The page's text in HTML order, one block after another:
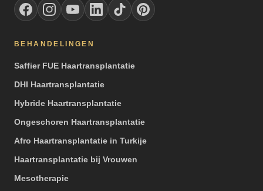
BEHANDELINGEN
Saffier FUE Haartransplantatie
DHI Haartransplantatie
Hybride Haartransplantatie
Ongeschoren Haartransplantatie
Afro Haartransplantatie in Turkije
Haartransplantatie bij Vrouwen
Mesotherapie